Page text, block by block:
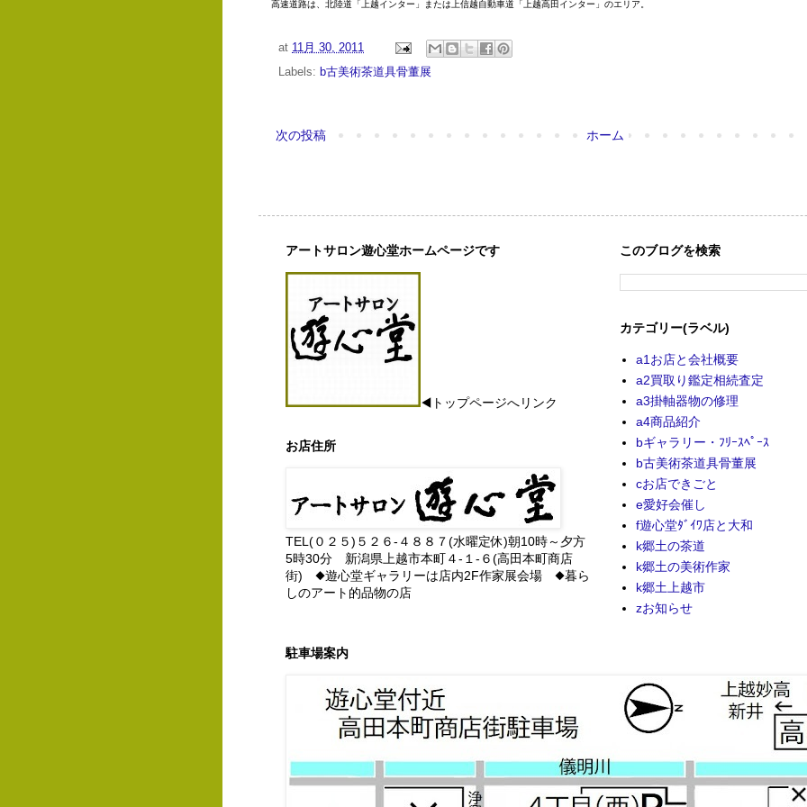
高速道路は、北陸道「上越インター」または上信越自動車道「上越高田インター」のエリア。
at 11月 30, 2011
Labels: b古美術茶道具骨董展
次の投稿 ホーム
アートサロン遊心堂ホームページです
◀トップページへリンク
お店住所
TEL(０２５)５２６-４８８７(水曜定休)朝10時～夕方
5時30分 新潟県上越市本町４-１-６(高田本町商店
街) ◆遊心堂ギャラリーは店内2F作家展会場 ◆暮ら
しのアート的品物の店
このブログを検索
カテゴリー(ラベル)
a1お店と会社概要
a2買取り鑑定相続査定
a3掛軸器物の修理
a4商品紹介
bギャラリー・ﾌﾘｰｽﾍﾟｰｽ
b古美術茶道具骨董展
cお店できごと
e愛好会催し
f遊心堂ﾀﾞｲﾜ店と大和
k郷土の茶道
k郷土の美術作家
k郷土上越市
zお知らせ
駐車場案内